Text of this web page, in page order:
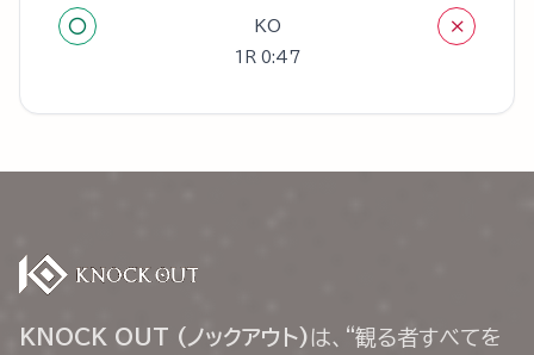
○ KO ×
1R 0:47
KNOCK OUT (ノックアウト) は、“観る者すべてを